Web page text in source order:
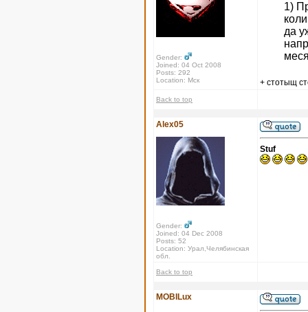
Gender:
Joined: 04 Oct 2008
Posts: 292
Location: Мск
1)
да
+ стотыщ
Back to top
Alex05
Gender:
Joined: 04 Dec 2008
Posts: 52
Location: Урал,Челябинская
обл.
Stuf
Back to top
MOBILux